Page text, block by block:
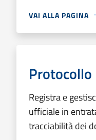
VAI ALLA PAGINA
Protocollo
Registra e
ufficiale in
tracciabilità dei